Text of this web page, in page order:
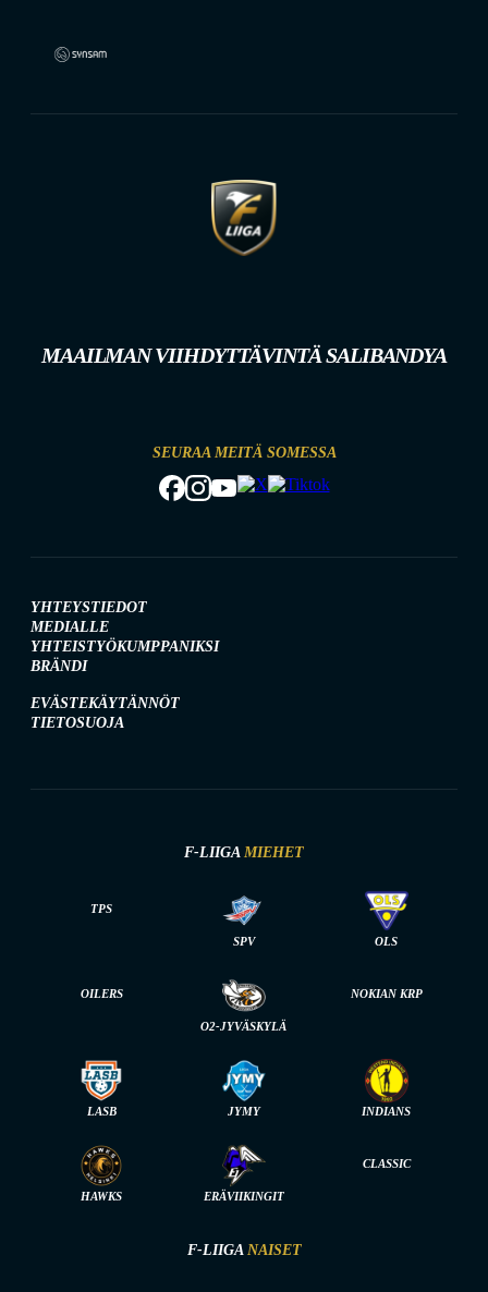
MAAILMAN VIIHDYTTÄVINTÄ SALIBANDYA
SEURAA MEITÄ SOMESSA
YHTEYSTIEDOT
MEDIALLE
YHTEISTYÖKUMPPANIKSI
BRÄNDI
EVÄSTEKÄYTÄNNÖT
TIETOSUOJA
F-LIIGA MIEHET
TPS
SPV OLS
OILERS
O2-JYVÄSKYLÄ
NOKIAN KRP
LASB JYMY INDIANS
HAWKS ERÄVIIKINGIT
CLASSIC
F-LIIGA NAISET